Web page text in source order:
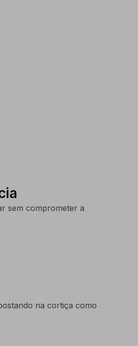
sem comprometer a
na cortiça como